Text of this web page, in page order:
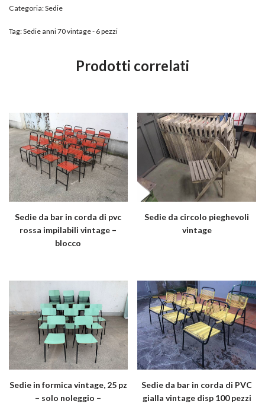
Categoria:Sedie
Tag:Sedie anni 70 vintage - 6 pezzi
Prodotti correlati
Sedie da bar in corda di pvc
rossa impilabili vintage –
blocco
Sedie da circolo pieghevoli
vintage
Sedie in formica vintage, 25 pz
– solo noleggio –
Sedie da bar in corda di PVC
gialla vintage disp 100 pezzi